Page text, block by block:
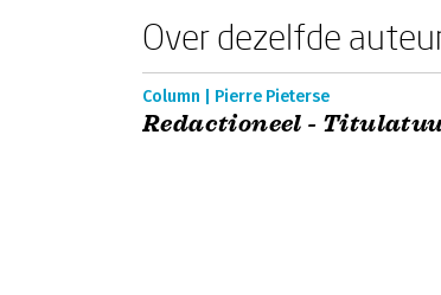
Over dezelfde
Column | Pierre Pieterse
Redactioneel -